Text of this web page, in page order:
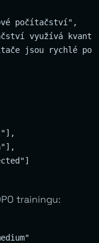
počítačství",
využívá
jsou rychlé
trainingu: